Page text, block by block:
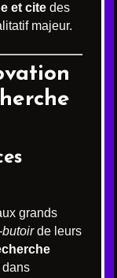
et cite des
majeur.
grands
de leurs
dans